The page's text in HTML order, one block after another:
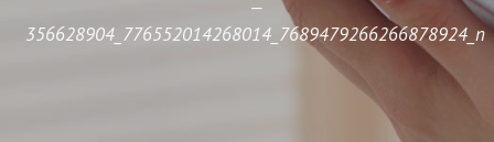
—
356628904_776552014268014_7689479266266878924_n